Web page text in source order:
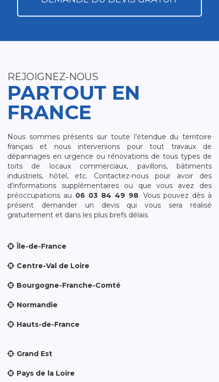
REJOIGNEZ-NOUS
PARTOUT EN
FRANCE
Nous sommes présents sur toute l’étendue du territoire
français et nous intervenions pour tout travaux de
dépannages en urgence ou rénovations de tous types de
toits de locaux commerciaux, pavillons, bâtiments
industriels, hôtel, etc. Contactez-nous pour avoir des
d’informations supplémentaires ou que vous avez des
préoccupations au 06 03 84 49 98. Vous pouvez dès à
présent demander un devis qui vous sera réalisé
gratuitement et dans les plus brefs délais.
Île-de-France
Centre-Val de Loire
Bourgogne-Franche-Comté
Normandie
Hauts-de-France
Grand Est
Pays de la Loire